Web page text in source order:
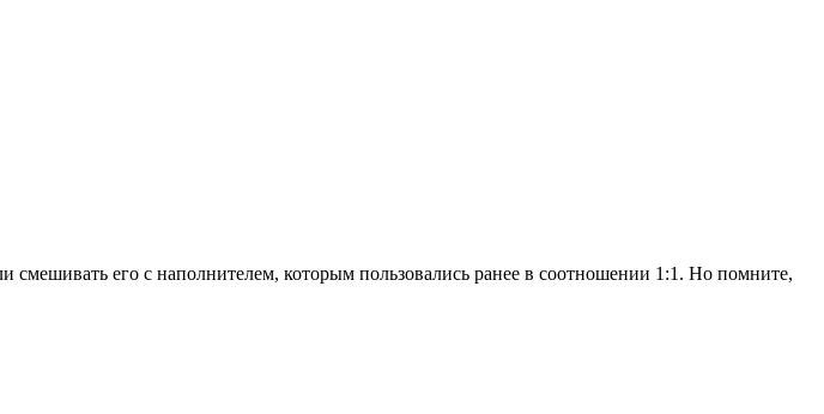
его с наполнителем, которым пользовались ранее в соотношении 1:1. Но помните,